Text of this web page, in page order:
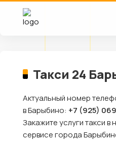
Такси 24
Актуальный номер
в Барыбино: +7 (925)
Закажите услуги такси
сервисе города